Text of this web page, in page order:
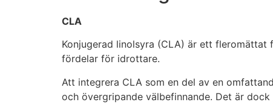
CLA
Konjugerad linolsyra (CLA) är ett
fördelar för idrottare.
Att integrera CLA som en del av en
och övergripande välbefinnande. Det är